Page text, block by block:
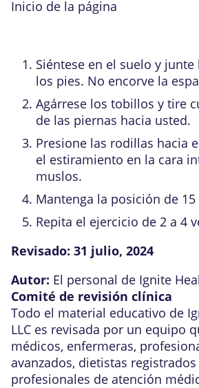
Inicio de la página
Siéntese en el suelo y
los pies. No encorve la
Agárrese los tobillos y tire
de las piernas hacia usted.
Presione las rodillas hacia
el estiramiento en la cara
muslos.
Mantenga la posición de 15
Repita el ejercicio de 2 a 4
Revisado: 31 julio, 2024
Autor: El personal de Ignite
Comité de revisión clínica
Todo el material educativo de
LLC es revisada por un equipo
médicos, enfermeras,
avanzados, dietistas
profesionales de atención